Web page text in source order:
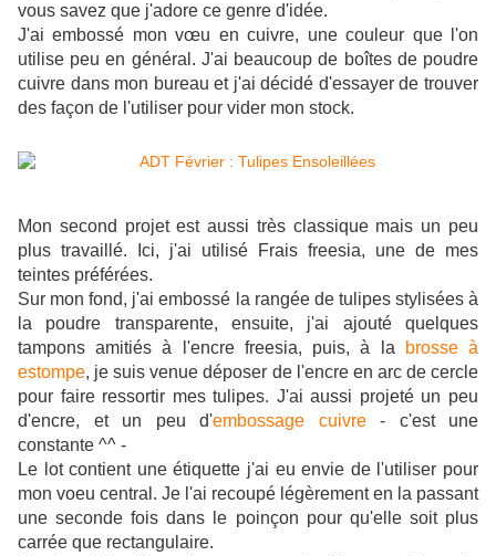
vous savez que j'adore ce genre d'idée.
J'ai embossé mon vœu en cuivre, une couleur que l'on
utilise peu en général. J'ai beaucoup de boîtes de poudre
cuivre dans mon bureau et j'ai décidé d'essayer de trouver
des façon de l'utiliser pour vider mon stock.
Mon second projet est aussi très classique mais un peu
plus travaillé. Ici, j'ai utilisé Frais freesia, une de mes
teintes préférées.
Sur mon fond, j'ai embossé la rangée de tulipes stylisées à
la poudre transparente, ensuite, j'ai ajouté quelques
tampons amitiés à l'encre freesia, puis, à la
brosse à
estompe, je suis venue déposer de l'encre en arc de cercle
pour faire ressortir mes tulipes. J'ai aussi projeté un peu
d'encre, et un peu d'embossage cuivre- c'est une
constante ^^ -
Le lot contient une étiquette j'ai eu envie de l'utiliser pour
mon voeu central. Je l'ai recoupé légèrement en la passant
une seconde fois dans le poinçon pour qu'elle soit plus
carrée que rectangulaire.